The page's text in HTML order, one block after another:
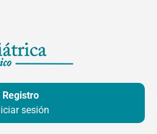
Registro
sesión